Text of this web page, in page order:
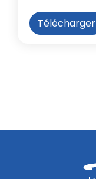
Télécharger